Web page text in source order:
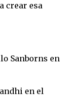
crear esa
Sanborns en
en el